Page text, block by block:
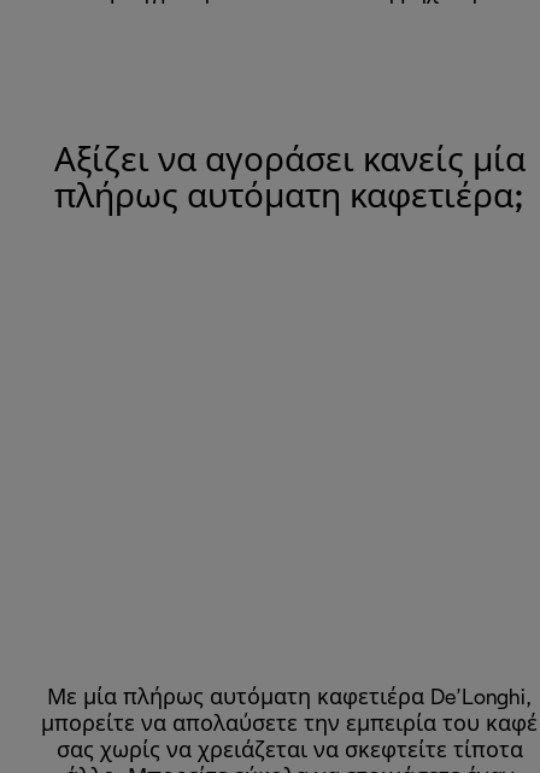
Αξίζει να αγοράσει κανείς μία
πλήρως αυτόματη καφετιέρα;
Με μία πλήρως αυτόματη καφετιέρα De’Longhi,
μπορείτε να απολαύσετε την εμπειρία του καφέ
σας χωρίς να χρειάζεται να σκεφτείτε τίποτα